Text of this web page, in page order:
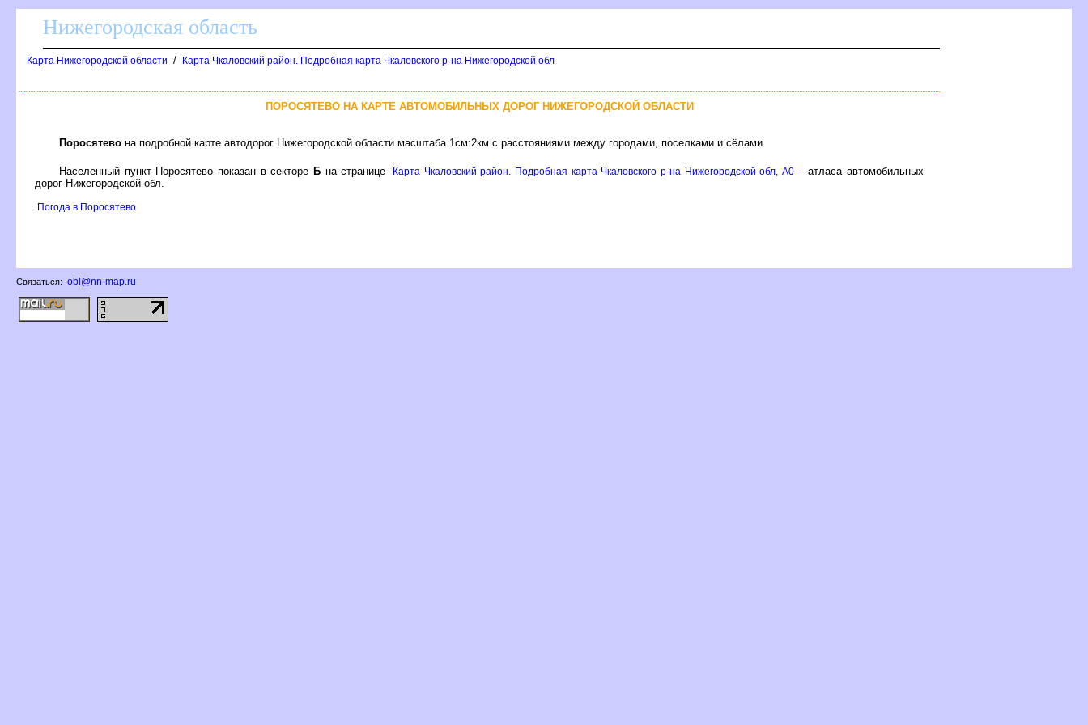
Нижегородская область
Карта Нижегородской области / Карта Чкаловский район. Подробная карта Чкаловского р-на Нижегородской обл
ПОРОСЯТЕВО НА КАРТЕ АВТОМОБИЛЬНЫХ ДОРОГ НИЖЕГОРОДСКОЙ ОБЛАСТИ
Поросятево на подробной карте автодорог Нижегородской области масштаба 1см:2км с расстояниями между городами, поселками и сёлами
Населенный пункт Поросятево показан в секторе Б на странице Карта Чкаловский район. Подробная карта Чкаловского р-на Нижегородской обл, A0 - атласа автомобильных
дорог Нижегородской обл.
Погода в Поросятево
Связаться: obl@nn-map.ru